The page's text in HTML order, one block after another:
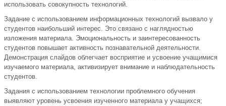
использовать совокупность технологий.
Задание с использованием информационных технологий вызвало у
студентов наибольший интерес. Это связано с наглядностью
изложения материала. Эмоциональность и заинтересованность
студентов повышает активность познавательной деятельности.
Демонстрация слайдов облегчает восприятие и усвоение учащимися
изучаемого материала, активизирует внимание и наблюдательность
студентов.
Задания с использованием технологии проблемного обучения
выявляют уровень усвоения изученного материала у учащихся;